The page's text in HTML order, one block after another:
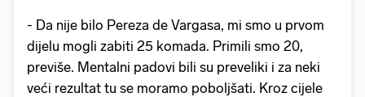
- Da nije bilo Pereza de Vargasa, mi smo u prvom
dijelu mogli zabiti 25 komada. Primili smo 20,
previše. Mentalni padovi bili su preveliki i za neki
veći rezultat tu se moramo poboljšati. Kroz cijele